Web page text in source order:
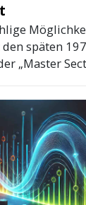
den späten
„Master